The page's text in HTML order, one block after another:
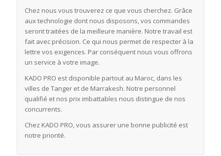
Chez nous vous trouverez ce que vous cherchez. Grâce
aux technologie dont nous disposons, vos commandes
seront traitées de la meilleure manière. Notre travail est
fait avec précision. Ce qui nous permet de respecter à la
lettre vos exigences. Par conséquent nous vous offrons
un service à votre image.
KADO PRO est disponible partout au Maroc, dans les
villes de Tanger et de Marrakesh. Notre personnel
qualifié et nos prix imbattables nous distingue de nos
concurrents.
Chez KADO PRO, vous assurer une bonne publicité est
notre priorité.